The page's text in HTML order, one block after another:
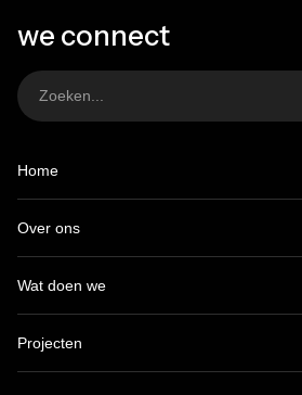
we connect
Home
Over ons
Wat doen we
Projecten